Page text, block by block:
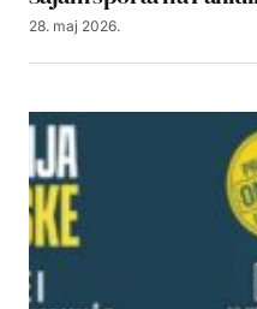
28. maj 2026.